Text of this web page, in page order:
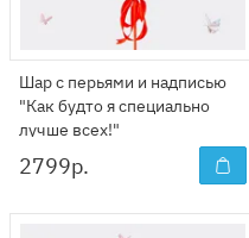
Шар с перьями и надписью
"Как будто я специально
лучше всех!"
2799р.